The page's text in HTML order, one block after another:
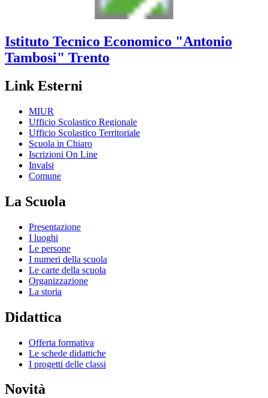
Istituto Tecnico Economico "Antonio
Tambosi" Trento
Link Esterni
MIUR
Ufficio Scolastico Regionale
Ufficio Scolastico Territoriale
Scuola in Chiaro
Iscrizioni On Line
Invalsi
Comune
La Scuola
Presentazione
I luoghi
Le persone
I numeri della scuola
Le carte della scuola
Organizzazione
La storia
Didattica
Offerta formativa
Le schede didattiche
I progetti delle classi
Novità